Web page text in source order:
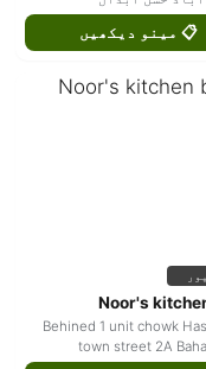
📋 مینو دیکھیں
Noor's
📍 Behined 1 unit chowk
town street 2A